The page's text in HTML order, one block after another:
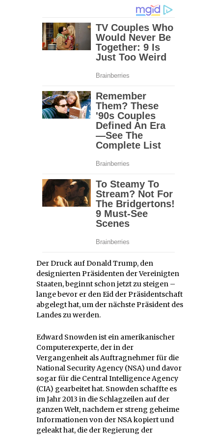
Der Druck auf Donald Trump, den
designierten Präsidenten der Vereinigten
Staaten, beginnt schon jetzt zu steigen –
lange bevor er den Eid der Präsidentschaft
abgelegt hat, um der nächste Präsident des
Landes zu werden.
Edward Snowden ist ein amerikanischer
Computerexperte, der in der
Vergangenheit als Auftragnehmer für die
National Security Agency (NSA) und davor
sogar für die Central Intelligence Agency
(CIA) gearbeitet hat. Snowden schaffte es
im Jahr 2013 in die Schlagzeilen auf der
ganzen Welt, nachdem er streng geheime
Informationen von der NSA kopiert und
geleakt hat, die der Regierung der